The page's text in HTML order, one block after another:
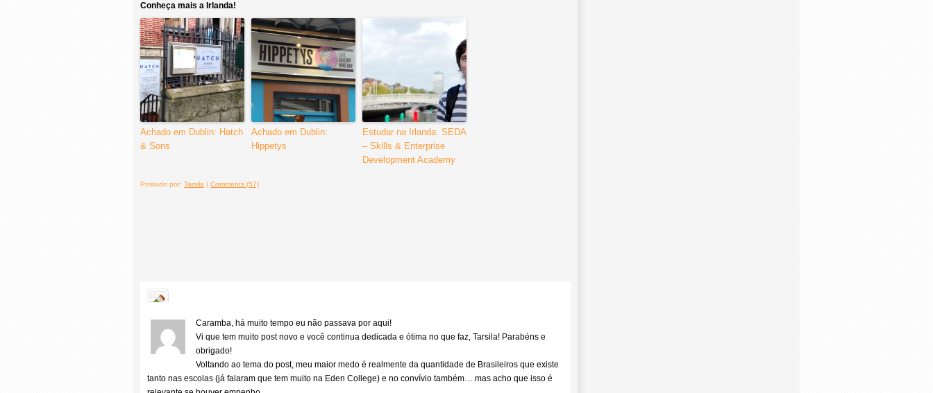
Conheça mais a Irlanda!
Achado em Dublin: Hatch
& Sons
Achado em Dublin:
Hippetys
Estudar na Irlanda: SEDA
– Skills & Enterprise
Development Academy
Postado por: Tarsila | Comments (57)
Caramba, há muito tempo eu não passava por aqui!
Vi que tem muito post novo e você continua dedicada e ótima no que faz, Tarsila! Parabéns e
obrigado!
Voltando ao tema do post, meu maior medo é realmente da quantidade de Brasileiros que existe
tanto nas escolas (já falaram que tem muito na Eden College) e no convívio também… mas acho que isso é